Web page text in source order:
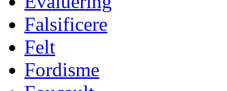
Falsificere
Felt
Fordisme